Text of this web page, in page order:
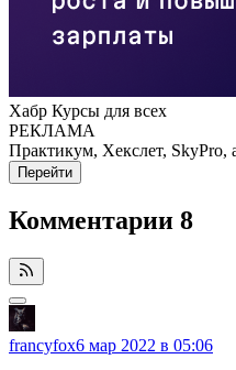
Хабр Курсы для всех
РЕКЛАМА
Практикум, Хекслет, SkyPro,
Перейти
Комментарии 8
francyfox6 мар 2022 в 05:06